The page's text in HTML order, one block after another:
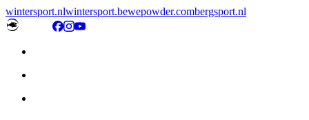
wintersport.nlwintersport.bewepowder.combergsport.nl